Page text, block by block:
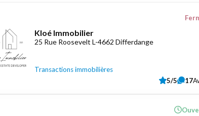
Kloé Immobilier
25 Rue Roosevelt L-4662 Differdange
Transactions immobilières
5/5 17